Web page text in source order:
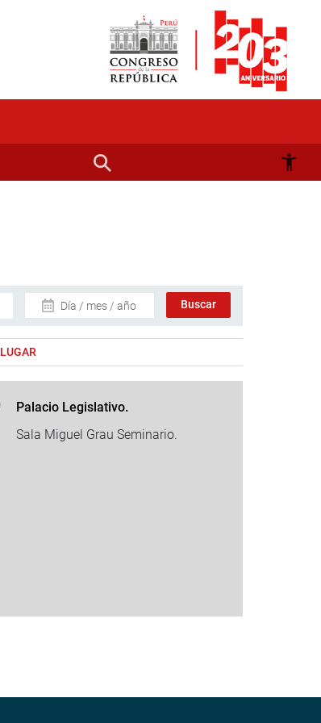
Día / mes / año
LUGAR
Palacio Legislativo.
Sala Miguel Grau Seminario.